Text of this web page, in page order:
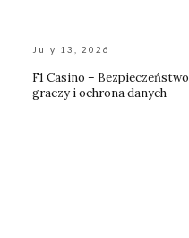
July 13, 2026
F1 Casino – Bezpieczeństwo
graczy i ochrona danych